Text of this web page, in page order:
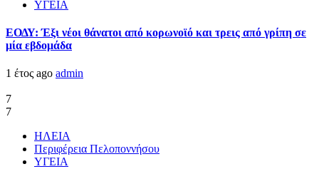
ΥΓΕΙΑ
ΕΟΔΥ: Έξι νέοι θάνατοι από κορωνοϊό και τρεις από γρίπη σε
μία εβδομάδα
1 έτος ago admin
7
7
ΗΛΕΙΑ
Περιφέρεια Πελοποννήσου
ΥΓΕΙΑ